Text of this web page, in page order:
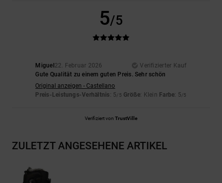
5/5
Miguel 22. Februar 2026
Verifizierter Kauf
Gute Qualität zu einem guten Preis. Sehr schön
Original anzeigen - Castellano
Preis-Leistungs-Verhältnis: 5/5 Größe: Klein Farbe: 5/5
Verifiziert von TrustVille
ZULETZT ANGESEHENE ARTIKEL